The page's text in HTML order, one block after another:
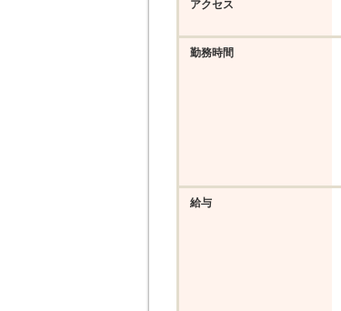
アクセス
勤務時間
給与